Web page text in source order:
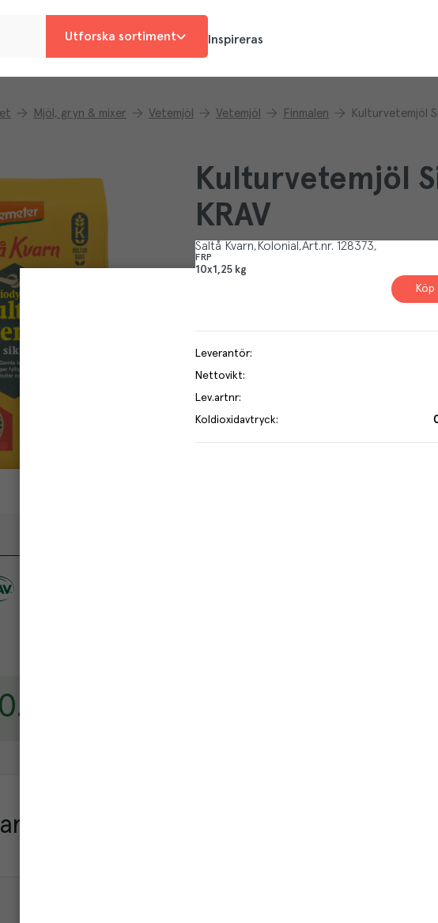
Utforska sortiment Inspireras
Mjöl, gryn & mixer Vetemjöl Vetemjöl Finmalen Kulturvetemjöl
Kulturvetemjöl
KRAV
Saltå Kvarn Kolonial Art.nr. 128373
FRP
10x1,25 kg
Köp
Leverantör:
Nettovikt:
Lev.artnr:
Koldioxidavtryck:
Varje kilo av varan påverkar klimatet motsvarande utsläppen av 0.9